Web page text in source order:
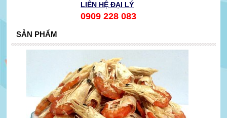
LIÊN HỆ ĐẠI LÝ
0909 228 083
SẢN PHẨM